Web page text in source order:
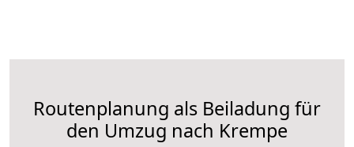
Routenplanung als Beiladung für
den Umzug nach Krempe